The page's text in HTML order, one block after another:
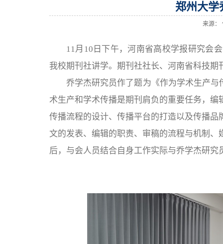
郑州大学
来源：
11月10日下午，河南省高校学报研究会
我校期刊社讲学。期刊社社长、河南省科技
乔学杰研究员作了题为《作为学术生产
术生产和学术传播是期刊肩负的重要任务，
传播流程的设计、传播平台的打造以及传播
文的发表、编辑的职责、审稿的流程与机制
后，与会人员结合自身工作实际与乔学杰研究